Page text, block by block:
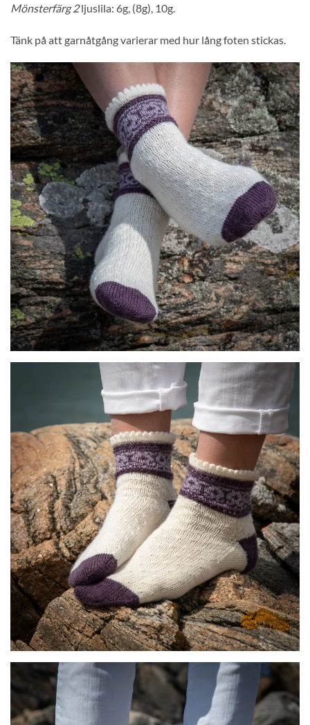
Mönsterfärg 2ljuslila: 6g, (8g), 10g.
Tänk på att garnåtgång varierar med hur lång foten stickas.